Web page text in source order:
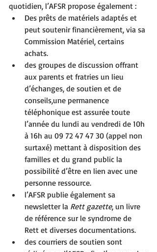
quotidien, l’AFSR propose également :
Des prêts de matériels adaptés et
peut soutenir financièrement, via sa
Commission Matériel, certains
achats.
des groupes de discussion offrant
aux parents et fratries un lieu
d’échanges, de soutien et de
conseils,une permanence
téléphonique est assurée toute
l’année du lundi au vendredi de 10h
à 16h au 09 72 47 47 30 (appel non
surtaxé) mettant à disposition des
familles et du grand public la
possibilité d’être en lien avec une
personne ressource.
l’AFSR publie également sa
newsletter la Rett gazette, un livre
de référence sur le syndrome de
Rett et diverses documentations.
des courriers de soutien sont